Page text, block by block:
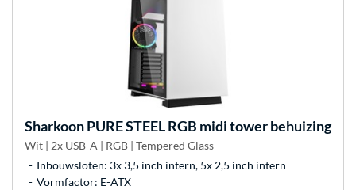
SharkoonPURE STEEL RGB midi tower behuizing
Wit | 2x USB-A | RGB | Tempered Glass
Inbouwsloten: 3x 3,5 inch intern, 5x 2,5 inch intern
Vormfactor: E-ATX